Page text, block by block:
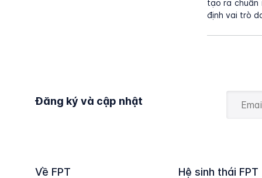
tạo ra chuẩn
định vai trò
Đăng ký và cập nhật
Về FPT Hệ sinh thái FPT